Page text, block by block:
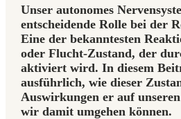
Unser autonomes
entscheidende Rolle bei der
Eine der bekanntesten
oder Flucht-Zustand, der
aktiviert wird. In diesem
ausführlich, wie dieser
Auswirkungen er auf
wir damit umgehen können.